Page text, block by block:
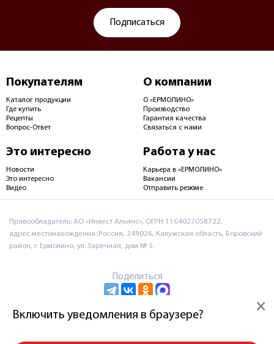
Подписаться
Покупателям
Каталог продукции
Где купить
Рецепты
Вопрос-Ответ
О компании
О «ЕРМОЛИНО»
Производство
Гарантия качества
Связаться с нами
Это интересно
Новости
Это интересно
Видео
Работа у нас
Карьера в «ЕРМОЛИНО»
Вакансии
Отправить резюме
Правообладатель: АО «Инвест Альянс», ОГРН 1164027058722,
адрес местонахождения: Россия, 249026, Калужская область, Боровский
район, г. Ермолино, ул. Заречная, дом № 5.
Поделиться
Пользовательское соглашение и политика
×
Включить уведомления в браузере?